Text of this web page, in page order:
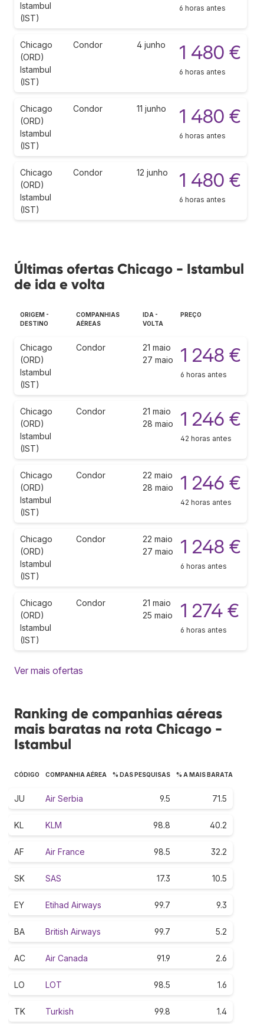
Istambul
(IST)
6 horas antes
Chicago
(ORD)
Istambul
(IST)
Condor 4 junho 1 480 €
6 horas antes
Chicago
(ORD)
Istambul
(IST)
Condor 11 junho 1 480 €
6 horas antes
Chicago
(ORD)
Istambul
(IST)
Condor 12 junho 1 480 €
6 horas antes
Últimas ofertas Chicago - Istambul
de ida e volta
ORIGEM -
DESTINO
COMPANHIAS
AÉREAS
IDA -
VOLTA
PREÇO
Chicago
(ORD)
Istambul
(IST)
Condor
21 maio
27 maio
1 248 €
6 horas antes
Chicago
(ORD)
Istambul
(IST)
Condor
21 maio
28 maio
1 246 €
42 horas antes
Chicago
(ORD)
Istambul
(IST)
Condor
22 maio
28 maio
1 246 €
42 horas antes
Chicago
(ORD)
Istambul
(IST)
Condor
22 maio
27 maio
1 248 €
6 horas antes
Chicago
(ORD)
Istambul
(IST)
Condor
21 maio
25 maio
1 274 €
6 horas antes
Ver mais ofertas
Ranking de companhias aéreas
mais baratas na rota Chicago -
Istambul
CÓDIGO COMPANHIA AÉREA % DAS PESQUISAS % A MAIS BARATA
JU Air Serbia 9.5 71.5
KL KLM 98.8 40.2
AF Air France 98.5 32.2
SK SAS 17.3 10.5
EY Etihad Airways 99.7 9.3
BA British Airways 99.7 5.2
AC Air Canada 91.9 2.6
LO LOT 98.5 1.6
TK Turkish 99.8 1.4